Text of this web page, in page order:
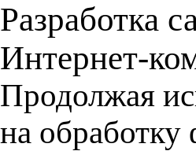
Разработка
Интернет-
Продолжая
на обработку